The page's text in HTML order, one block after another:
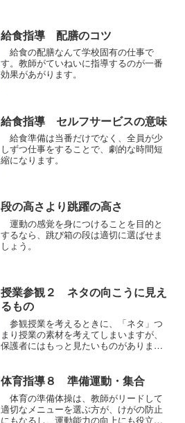
て再三親に頼んでいるが、...
給食指導 配膳のコツ
給食の配膳なんて学校固有の仕事で
す。教師がていねいに指導するのが一番
効果があがります。
給食指導 セルフサービスの意味
給食準備は当番だけでなく、全員が少
しずつ仕事をすることで、劇的な時間短
縮になります。
段の高さより跳躍の高さ
運動の感覚を身につけることを目的と
するなら、跳び箱の段は適切に選ばせま
しょう。
授業参観２ ネタの向こうに見え
るもの
参観授業を考えるときに、「ネタ」つ
まり授業の素材を考えてしまいますが、
保護者にはもっと見たいものがありま
体育指導８ 準備運動・集合
体育の準備体操は、教師がリードして
適切なメニューを選ぶ方が、けがの防止
にもなるし、運動能力の向上にも役立ち